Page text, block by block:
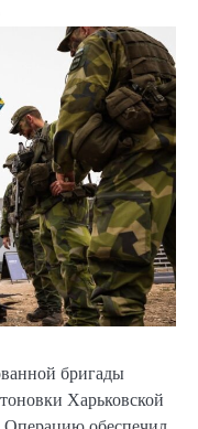
бригады
Харьковской